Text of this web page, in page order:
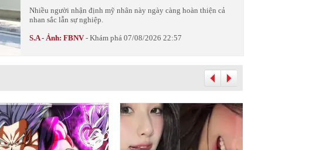
Nhiều người nhận định mỹ nhân này ngày càng hoàn thiện cả
nhan sắc lẫn sự nghiệp.
S.A - Ảnh: FBNV- Khám phá 07/08/2026 22:57